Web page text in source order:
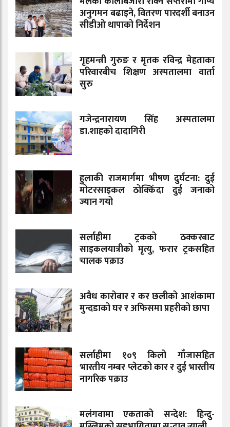
अनुगमन बढाइने, वितरण पारदर्शी बनाउन
सीडीओ थापाको निर्देशन
गृहमन्त्री गुरुङ र मृतक रविन्द्र मेहताका
परिवारबीच शिक्षण अस्पतालमा वार्ता
सुरु
गजेन्द्रनारायण सिंह अस्पतालमा
डा.शाहको दादागिरी
हुलाकी राजमार्गमा भीषण दुर्घटना: दुई
मोटरसाइकल ठोक्किँदा दुई जनाको
ज्यान गयो
सर्लाहीमा ट्रकको ठक्करबाट
साइकलयात्रीको मृत्यु, फरार ट्रकसहित
चालक पक्राउ
अवैध कारोबार र कर छलीको आशंकामा
मुन्दडाको घर र अफिसमा प्रहरीको छापा
सर्लाहीमा १०९ किलो गाँजासहित
भारतीय नम्बर प्लेटको कार र दुई भारतीय
नागरिक पक्राउ
मलंगवामा एकताको सन्देश: हिन्दु-